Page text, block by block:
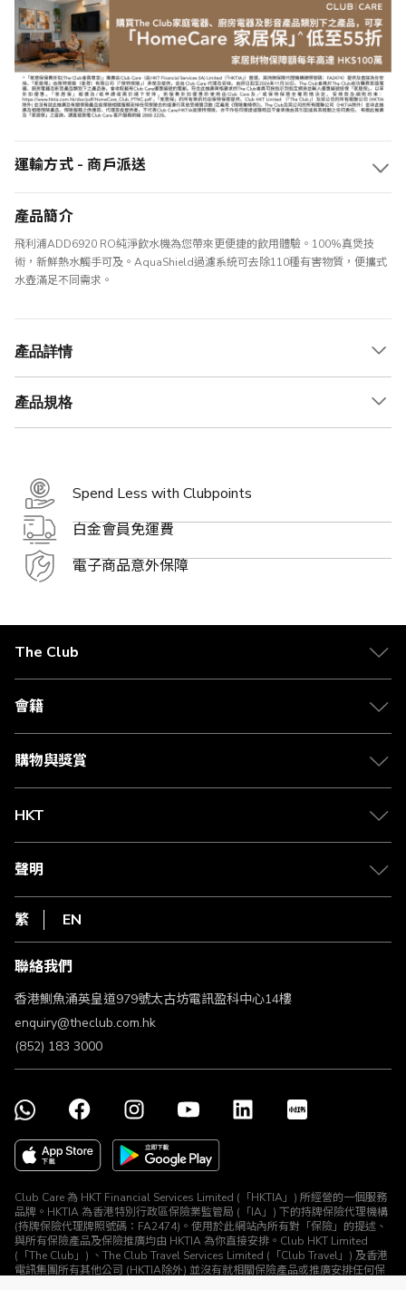
運輸方式 - 商戶派送
產品簡介
飛利浦ADD6920 RO純淨飲水機為您帶來更便捷的飲用體驗。100%真煲技
術，新鮮熱水觸手可及。AquaShield過濾系統可去除110種有害物質，便攜式
水壺滿足不同需求。
產品詳情
產品規格
Spend Less with Clubpoints
白金會員免運費
電子商品意外保障
The Club
關於 The Club
合作夥伴
媒體中心
會籍
會籍及專屬禮遇
賺取積分
購物與獎賞
物流與配送
Club Shopping 商品領取站
常見問題
HKT
csl.
1010
HKT
聲明
私隱聲明
使用條款
條款及細則
不歧視及不騷擾聲明
認可牌照及通告
繁 EN
聯絡我們
香港鰂魚涌英皇道979號太古坊電訊盈科中心14樓
enquiry@theclub.com.hk
(852) 183 3000
Club Care 為 HKT Financial Services Limited (「HKTIA」) 所經營的一個服務
品牌。HKTIA 為香港特別行政區保險業監管局 (「IA」) 下的持牌保險代理機構
(持牌保險代理牌照號碼：FA2474)。使用於此網站內所有對「保險」的提述、
與所有保險產品及保險推廣均由 HKTIA 為你直接安排。Club HKT Limited
(「The Club」) 、The Club Travel Services Limited (「Club Travel」) 及香港
電訊集團所有其他公司 (HKTIA除外) 並沒有就相關保險產品或推廣安排任何保